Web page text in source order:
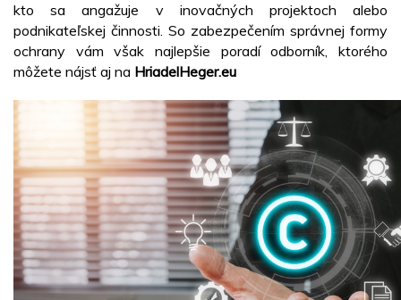
kto sa angažuje v inovačných projektoch alebo
podnikateľskej činnosti. So zabezpečením správnej formy
ochrany vám však najlepšie poradí odborník, ktorého
môžete nájsť aj na HriadelHeger.eu